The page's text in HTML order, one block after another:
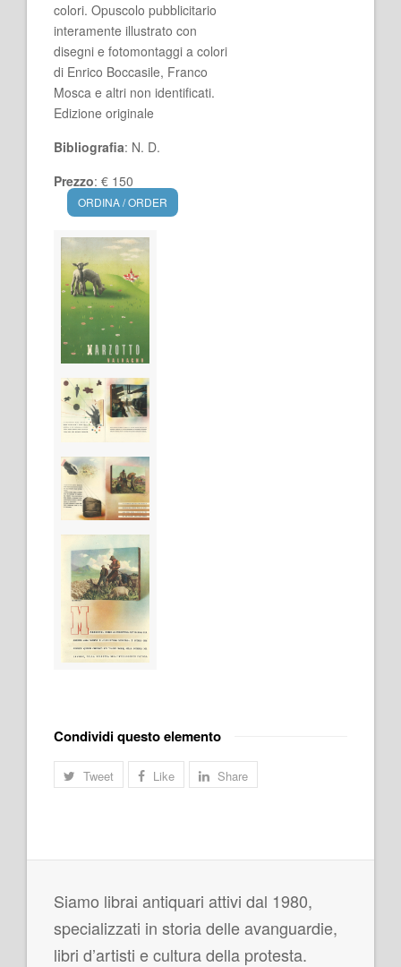
colori. Opuscolo pubblicitario
interamente illustrato con
disegni e fotomontaggi a colori
di Enrico Boccasile, Franco
Mosca e altri non identificati.
Edizione originale
Bibliografia: N. D.
Prezzo: € 150
ORDINA / ORDER
Condividi questo elemento
Tweet Like Share
Siamo librai antiquari attivi dal 1980,
specializzati in storia delle avanguardie,
libri d’artisti e cultura della protesta.